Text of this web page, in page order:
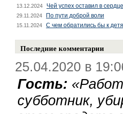
13.12.2024 Чей успех оставил в
29.11.2024 По пути доброй воли
15.11.2024 С чем обратились бы к
Последние комментарии
25.04.2020 в
Гость: «
субботник,